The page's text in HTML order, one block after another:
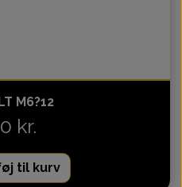
M6?12
kr.
til kurv